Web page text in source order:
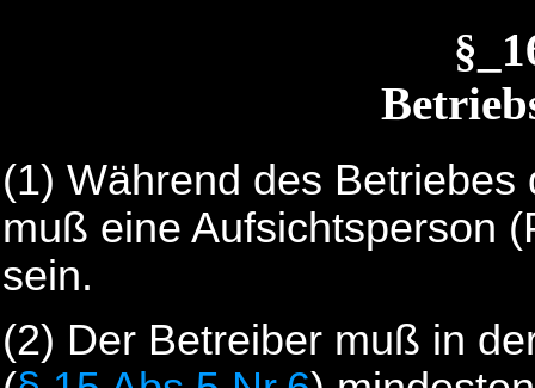
(1) Während des
muß eine Aufsichtsperson
sein.
(2) Der Betreiber muß in